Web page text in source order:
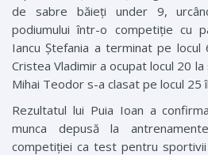
de sabre băieți under 9,
podiumului într-o competiție cu
Iancu Ștefania a terminat pe
Cristea Vladimir a ocupat locul 20
Mihai Teodor s-a clasat pe locul 25
Rezultatul lui Puia Ioan a
munca depusă la
competiției ca test pentru sportivii